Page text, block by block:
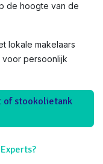
de hoogte van de
lokale makelaars
persoonlijk
of stookolietank